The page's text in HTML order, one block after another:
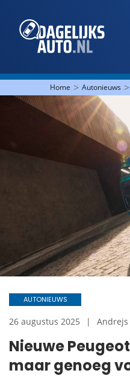
Home > Autonieuws >
Nieuwe
maar genoeg
AUTONIEUWS
26 augustus 2025 Andrejs